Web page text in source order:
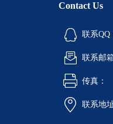
Contact Us
联系QQ
联系邮
传真：
联系地